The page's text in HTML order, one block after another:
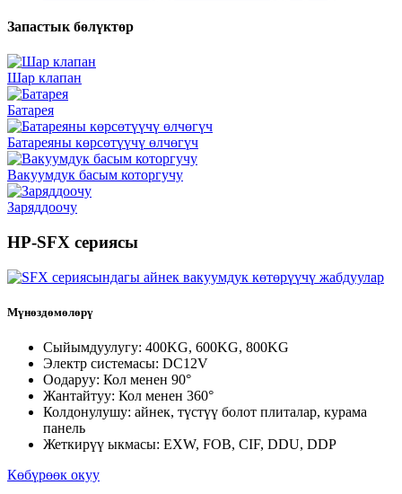
Запастык бөлүктөр
Шар клапан
Батарея
Батареяны көрсөтүүчү өлчөгүч
Вакуумдук басым которгучу
Заряддоочу
HP-SFX сериясы
Мүнөздөмөлөрү
Сыйымдуулугу: 400KG, 600KG, 800KG
Электр системасы: DC12V
Оодаруу: Кол менен 90°
Жантайтуу: Кол менен 360°
Колдонулушу: айнек, түстүү болот плиталар, курама
панель
Жеткирүү ыкмасы: EXW, FOB, CIF, DDU, DDP
Көбүрөөк окуу